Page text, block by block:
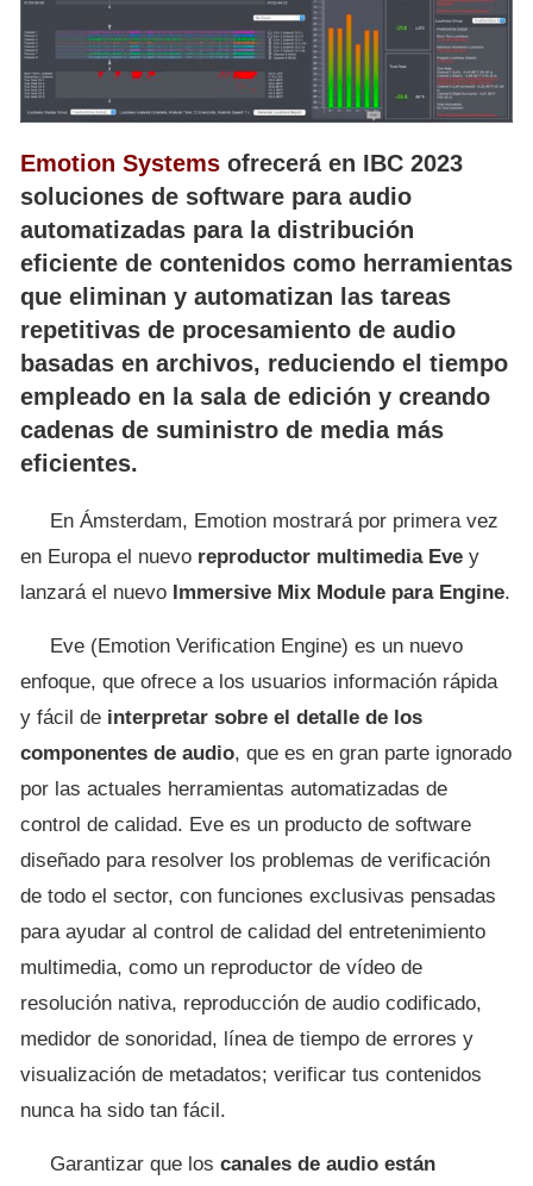
Emotion Systems ofrecerá en IBC 2023
soluciones de software para audio
automatizadas para la distribución
eficiente de contenidos como herramientas
que eliminan y automatizan las tareas
repetitivas de procesamiento de audio
basadas en archivos, reduciendo el tiempo
empleado en la sala de edición y creando
cadenas de suministro de media más
eficientes.
En Ámsterdam, Emotion mostrará por primera vez
en Europa el nuevo reproductor multimedia Eve y
lanzará el nuevo Immersive Mix Module para Engine.
Eve (Emotion Verification Engine) es un nuevo
enfoque, que ofrece a los usuarios información rápida
y fácil de interpretar sobre el detalle de los
componentes de audio, que es en gran parte ignorado
por las actuales herramientas automatizadas de
control de calidad. Eve es un producto de software
diseñado para resolver los problemas de verificación
de todo el sector, con funciones exclusivas pensadas
para ayudar al control de calidad del entretenimiento
multimedia, como un reproductor de vídeo de
resolución nativa, reproducción de audio codificado,
medidor de sonoridad, línea de tiempo de errores y
visualización de metadatos; verificar tus contenidos
nunca ha sido tan fácil.
Garantizar que los canales de audio están